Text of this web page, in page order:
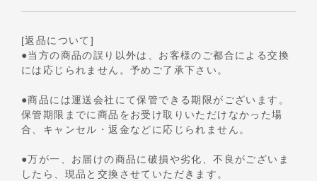
[返品について]
●当方の商品の誤り以外は、お客様のご都合による交換
には応じられません。予めご了承下さい。
●商品には運送会社にて保管できる期限がございます。
保管期限までに商品をお受け取りいただけなかった場
合、キャンセル・返金などに応じられません。
●万が一、お届けの商品に破損や劣化、不良がございま
したら、現品と交換させていただきます。